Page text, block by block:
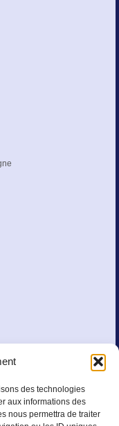
des technologies
aux informations des
nous permettra de traiter